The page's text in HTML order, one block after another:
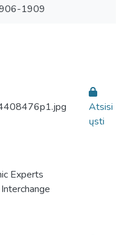
1909
Experts
Atsisi
ųsti